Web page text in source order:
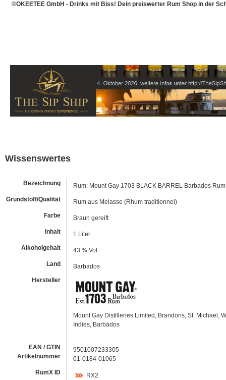
©OKEETEE GmbH - Drinks mit Biss! Dein preiswerter Rum Shop in der
Wissenswertes
Bezeichnung
Rum: Mount Gay 1703 BLACK BARREL Barbados Rum
Grundstoff/Qualität
Rum aus Melasse (Rhum traditionnel)
Farbe
Braun gereift
Inhalt
1 Liter
Alkoholgehalt
43 % Vol.
Land
Barbados
Hersteller
Mount Gay Distilleries Limited, Brandons, St. Michael,
Indies, Barbados
EAN / GTIN
Artikelnummer
9501007233305
01-0184-01065
RumX ID
RX2